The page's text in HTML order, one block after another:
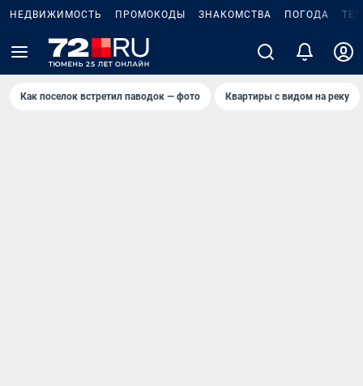
НЕДВИЖИМОСТЬ ПРОМОКОДЫ ЗНАКОМСТВА ПОГОДА
Как поселок встретил паводок — фото Квартиры с видом на реку